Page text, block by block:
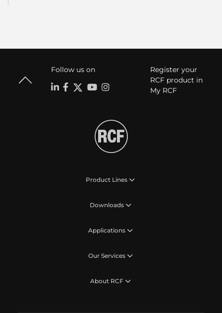
Follow us on
Register your
RCF product in
My RCF
Product Lines
Downloads
Applications
Our Services
About RCF